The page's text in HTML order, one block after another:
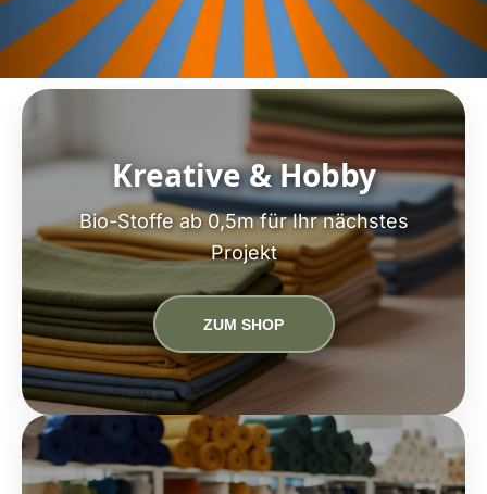
Kreative & Hobby
Bio-Stoffe ab 0,5m für Ihr nächstes
Projekt
ZUM SHOP